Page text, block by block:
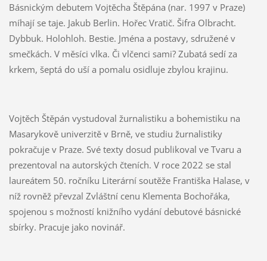
Básnickým debutem Vojtěcha Štěpána (nar. 1997 v Praze)
míhají se taje. Jakub Berlin. Hořec Vratič. Šifra Olbracht.
Dybbuk. Holohloh. Bestie. Jména a postavy, sdružené v
smečkách. V měsíci vlka. Či vlčenci sami? Zubatá sedí za
krkem, šeptá do uší a pomalu osidluje zbylou krajinu.
Vojtěch Štěpán vystudoval žurnalistiku a bohemistiku na
Masarykově univerzitě v Brně, ve studiu žurnalistiky
pokračuje v Praze. Své texty dosud publikoval ve Tvaru a
prezentoval na autorských čteních. V roce 2022 se stal
laureátem 50. ročníku Literární soutěže Františka Halase, v
níž rovněž převzal Zvláštní cenu Klementa Bochořáka,
spojenou s možností knižního vydání debutové básnické
sbírky. Pracuje jako novinář.